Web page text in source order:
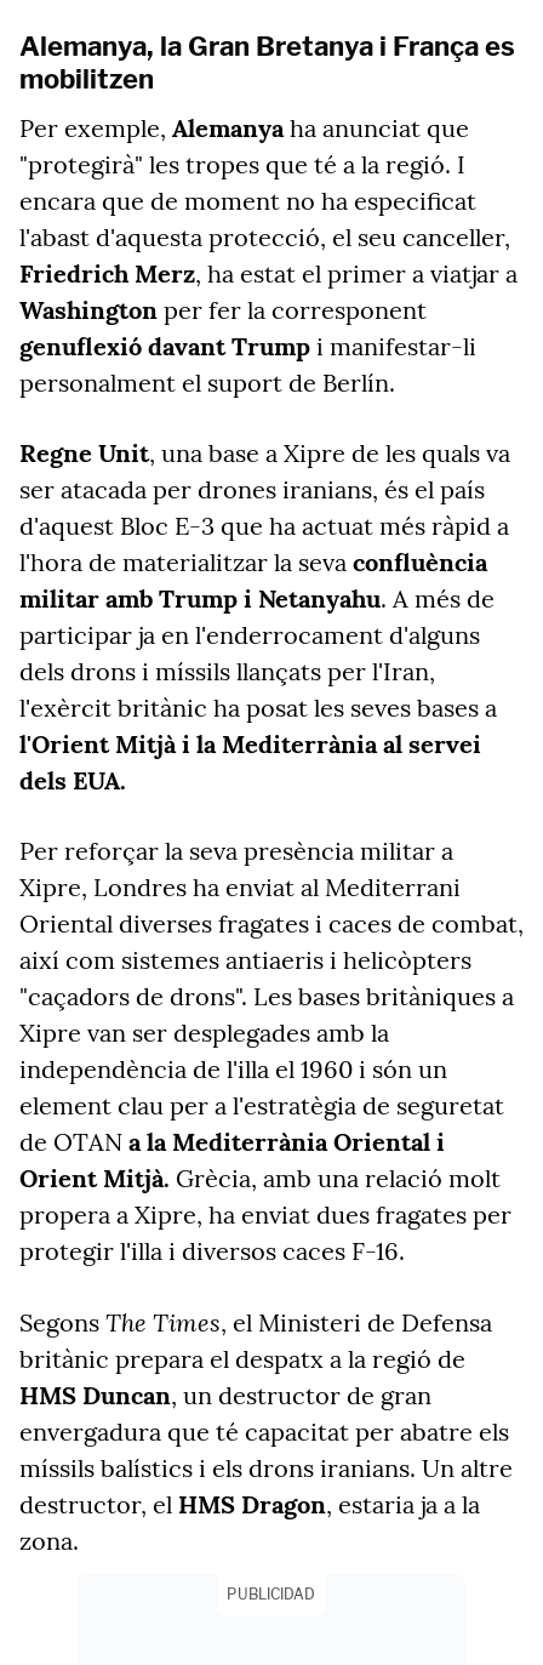
Alemanya, la Gran Bretanya i França es
mobilitzen
Per exemple, Alemanyaha anunciat que
"protegirà" les tropes que té a la regió. I
encara que de moment no ha especificat
l'abast d'aquesta protecció, el seu canceller,
Friedrich Merz, ha estat el primer a viatjar a
Washington per fer la corresponent
genuflexió davant Trump i manifestar-li
personalment el suport de Berlín.
Regne Unit, una base a Xipre de les quals va
ser atacada per drones iranians, és el país
d'aquest Bloc E-3 que ha actuat més ràpid a
l'hora de materialitzar la seva confluència
militar amb Trump i Netanyahu. A més de
participar ja en l'enderrocament d'alguns
dels drons i míssils llançats per l'Iran,
l'exèrcit britànic ha posat les seves bases a
l'Orient Mitjà i la Mediterrània al servei
dels EUA.
Per reforçar la seva presència militar a
Xipre, Londres ha enviat al Mediterrani
Oriental diverses fragates i caces de combat,
així com sistemes antiaeris i helicòpters
"caçadors de drons". Les bases britàniques a
Xipre van ser desplegades amb la
independència de l'illa el 1960 i són un
element clau per a l'estratègia de seguretat
de OTAN a la Mediterrània Oriental i
Orient Mitjà. Grècia, amb una relació molt
propera a Xipre, ha enviat dues fragates per
protegir l'illa i diversos caces F-16.
Segons The Times, el Ministeri de Defensa
britànic prepara el despatx a la regió de
HMS Duncan, un destructor de gran
envergadura que té capacitat per abatre els
míssils balístics i els drons iranians. Un altre
destructor, el HMS Dragon, estaria ja a la
zona.
PUBLICIDAD